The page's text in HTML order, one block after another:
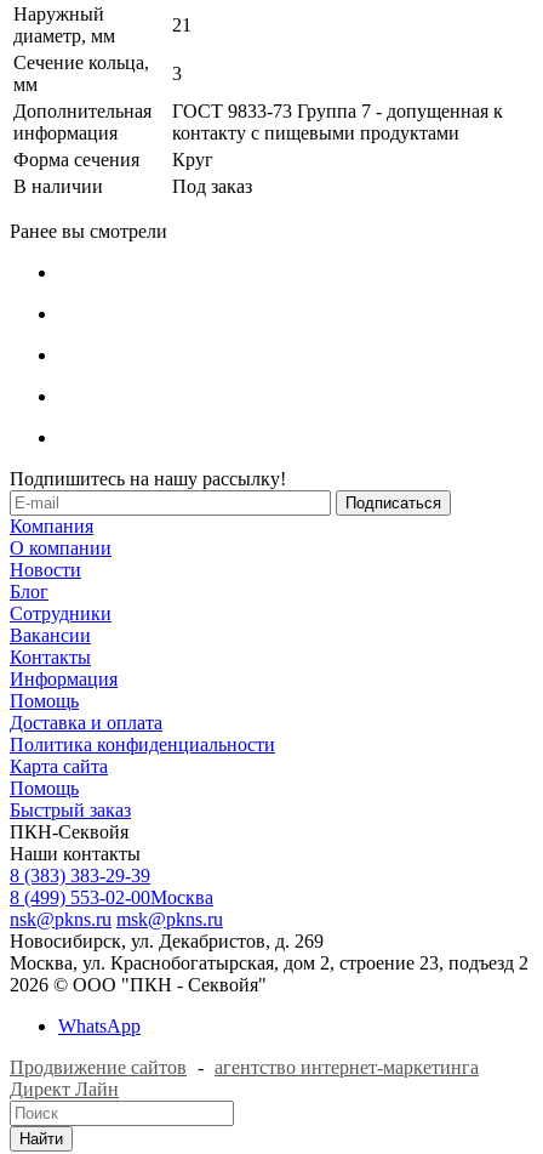
Наружный
диаметр, мм
21
Сечение кольца,
мм
3
Дополнительная
информация
ГОСТ 9833-73 Группа 7 - допущенная к
контакту с пищевыми продуктами
Форма сечения
Круг
В наличии
Под заказ
Ранее вы смотрели
Подпишитесь на нашу рассылку!
Компания
О компании
Новости
Блог
Сотрудники
Вакансии
Контакты
Информация
Помощь
Доставка и оплата
Политика конфиденциальности
Карта сайта
Помощь
Быстрый заказ
ПКН-Секвойя
Наши контакты
8 (383) 383-29-39
8 (499) 553-02-00Москва
nsk@pkns.ru msk@pkns.ru
Новосибирск, ул. Декабристов, д. 269
Москва, ул. Краснобогатырская, дом 2, строение 23, подъезд 2
2026 © ООО "ПКН - Секвойя"
WhatsApp
Продвижение сайтов - агентство интернет-маркетинга
Директ Лайн
Найти